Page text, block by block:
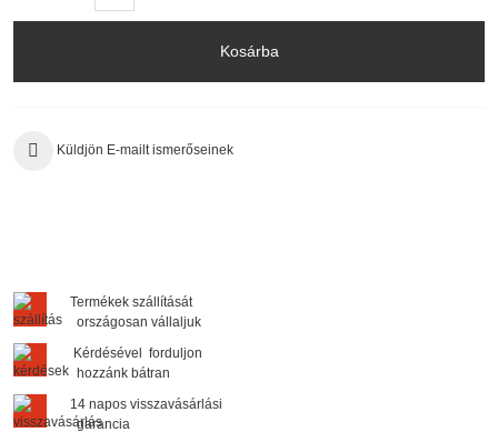
Kosárba
Küldjön E-mailt ismerőseinek
Termékek szállítását
országosan vállaljuk
Kérdésével forduljon
hozzánk bátran
14 napos visszavásárlási
garancia